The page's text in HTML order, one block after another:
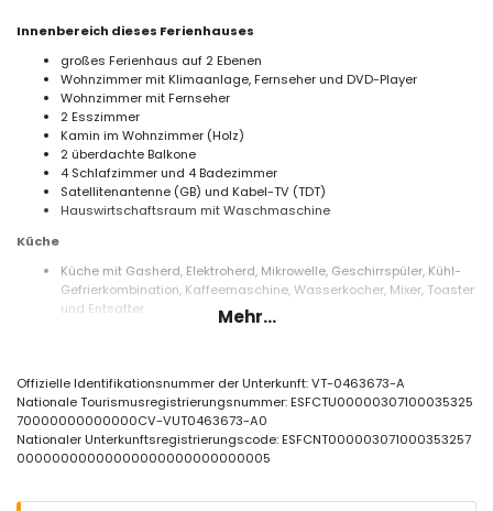
Innenbereich dieses Ferienhauses
großes Ferienhaus auf 2 Ebenen
Wohnzimmer mit Klimaanlage, Fernseher und DVD-Player
Wohnzimmer mit Fernseher
2 Esszimmer
Kamin im Wohnzimmer (Holz)
2 überdachte Balkone
4 Schlafzimmer und 4 Badezimmer
Satellitenantenne (GB) und Kabel-TV (TDT)
Hauswirtschaftsraum mit Waschmaschine
Küche
Küche mit Gasherd, Elektroherd, Mikrowelle, Geschirrspüler, Kühl-
Gefrierkombination, Kaffeemaschine, Wasserkocher, Mixer, Toaster
und Entsafter
en-suite Badezimmer
Schlafzimmer mit Klimaanlage, Queensize-Bett (190 x 150 cm)
Schlafzimmer mit Klimaanlage, 2 Einzelbetten (190 x 70 cm)
Schlafzimmer mit 2 Einzelbetten (190 x 80 cm) und Ventilator
en-suite Badezimmer mit Einzelwaschbecken, Badewanne, Dusche
Badezimmer mit Einzelwaschbecken, Bad/Dusche-Kombination,
Mehr...
Offizielle Identifikationsnummer der Unterkunft: VT-0463673-A
Nationale Tourismusregistrierungsnummer: ESFCTU00000307100035325
70000000000000CV-VUT0463673-A0
Nationaler Unterkunftsregistrierungscode: ESFCNT000003071000353257
00000000000000000000000000005